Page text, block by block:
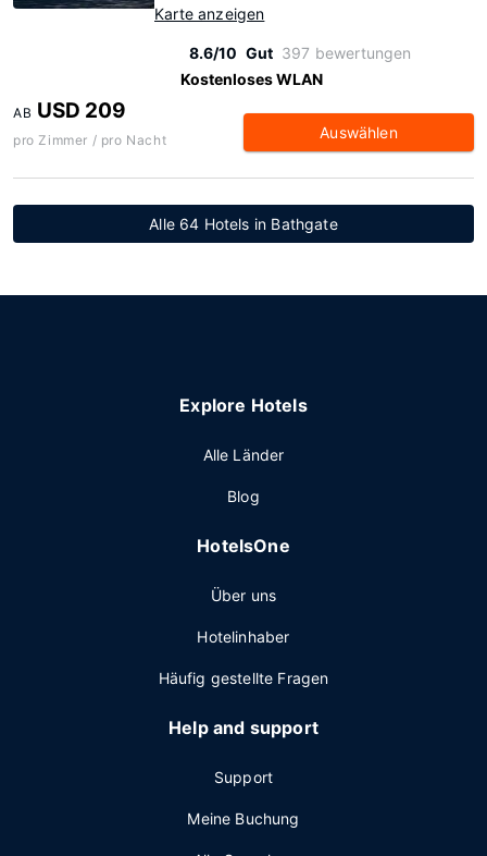
Karte anzeigen
8.6/10 Gut 397 bewertungen
Kostenloses WLAN
AB USD 209
pro Zimmer / pro Nacht Auswählen
Alle 64 Hotels in Bathgate
Explore Hotels
Alle Länder
Blog
HotelsOne
Über uns
Hotelinhaber
Häufig gestellte Fragen
Help and support
Support
Meine Buchung